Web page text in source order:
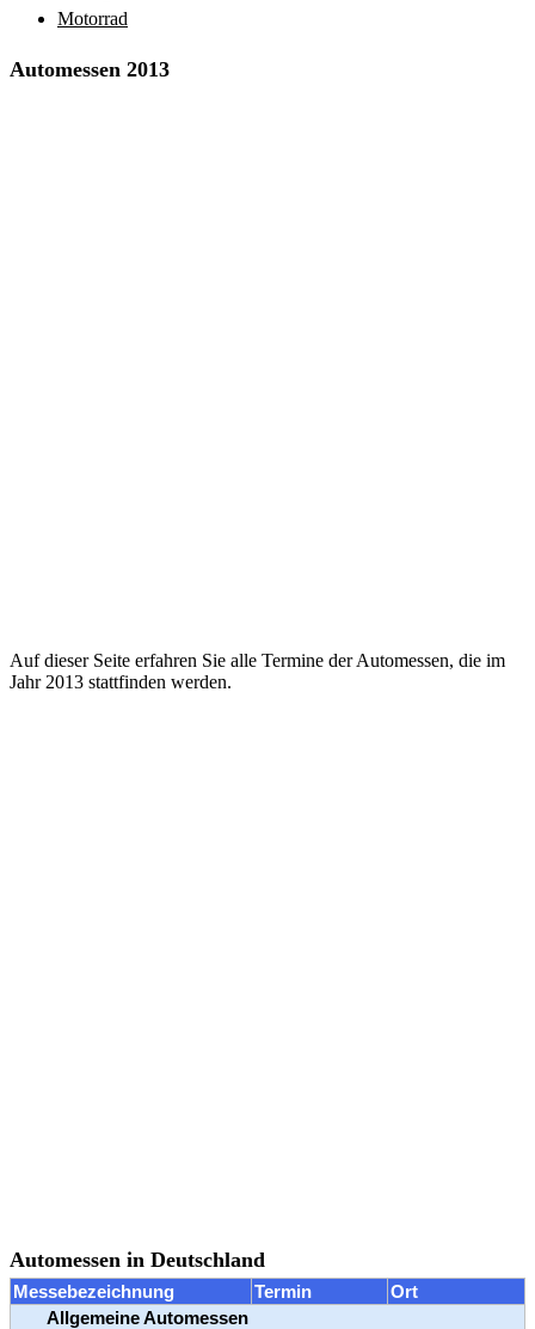
Motorrad
Automessen 2013
Auf dieser Seite erfahren Sie alle Termine der Automessen, die im
Jahr 2013 stattfinden werden.
Automessen in Deutschland
Messebezeichnung Termin
Ort
Allgemeine Automessen